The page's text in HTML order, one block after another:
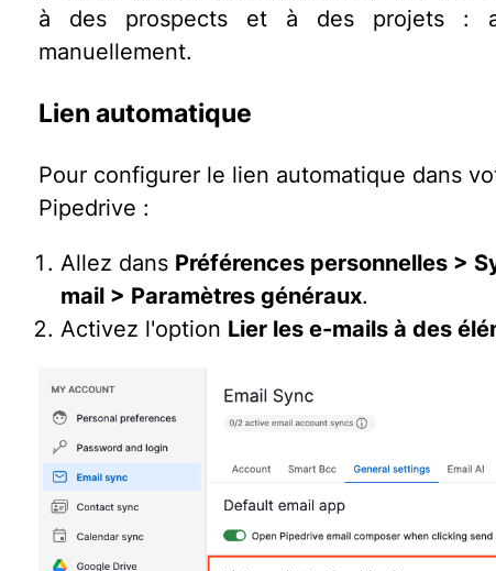
à des prospects et à des projets :
manuellement.
Lien automatique
Pour configurer le lien automatique dans
Pipedrive :
Allez dans Préférences personnelles >
mail > Paramètres généraux.
Activez l'option Lier les e-mails à des